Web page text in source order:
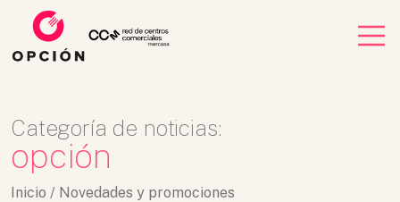
Categoría de noticias:
opción
Inicio / Novedades y promociones